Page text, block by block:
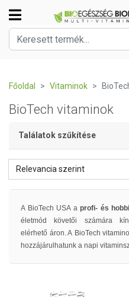
Főoldal Vitaminok
BioTech vitaminok
Találatok szűkítése
Relevancia szerint
A BioTech USA a profi- és
életmód követői számára
elérhető áron. A BioTech
hozzájárulhatunk a napi